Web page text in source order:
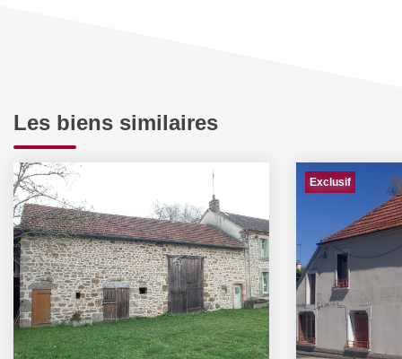
Les biens similaires
Exclusif